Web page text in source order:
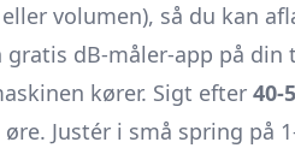
volumen), så du kan
gratis dB-måler-app på
kører. Sigt efter 40-
Justér i små spring på